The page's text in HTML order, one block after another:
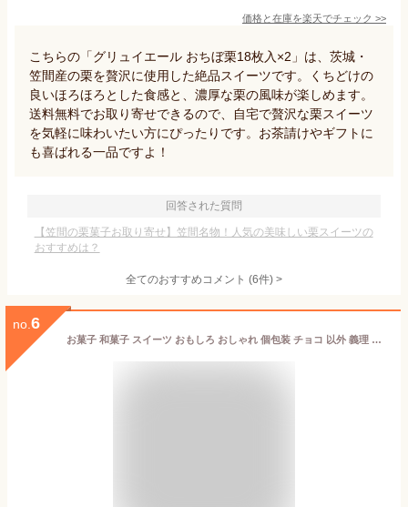
価格と在庫を楽天でチェック >>
こちらの「グリュイエール おちぼ栗18枚入×2」は、茨城・
笠間産の栗を贅沢に使用した絶品スイーツです。くちどけの
良いほろほろとした食感と、濃厚な栗の風味が楽しめます。
送料無料でお取り寄せできるので、自宅で贅沢な栗スイーツ
を気軽に味わいたい方にぴったりです。お茶請けやギフトに
も喜ばれる一品ですよ！
回答された質問
【笠間の栗菓子お取り寄せ】笠間名物！人気の美味しい栗スイーツの
おすすめは？
全てのおすすめコメント (6件) >
no. 6
お菓子 和菓子 スイーツ おもしろ おしゃれ 個包装 チョコ 以外 義理 職場 食べ物 高級 和風 お取り寄せ 詰め合わせ スイーツグランプリ1位 岐阜中津川 栗きんとん 6個入り 誕生日 プレゼント お土産 贈り物 各種のし対応